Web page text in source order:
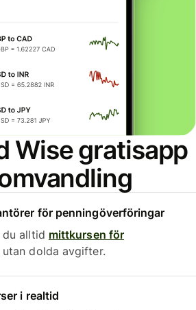
Wise gratisapp
för penningöverföringar
du alltid mittkursen för
utan dolda avgifter.
i realtid